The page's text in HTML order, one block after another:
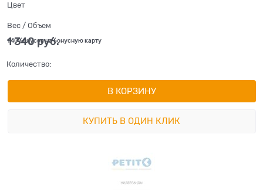
Цвет
Вес / Объем
1 340 руб.
+40 бонусов на бонусную карту
Количество:
В КОРЗИНУ
КУПИТЬ В ОДИН КЛИК